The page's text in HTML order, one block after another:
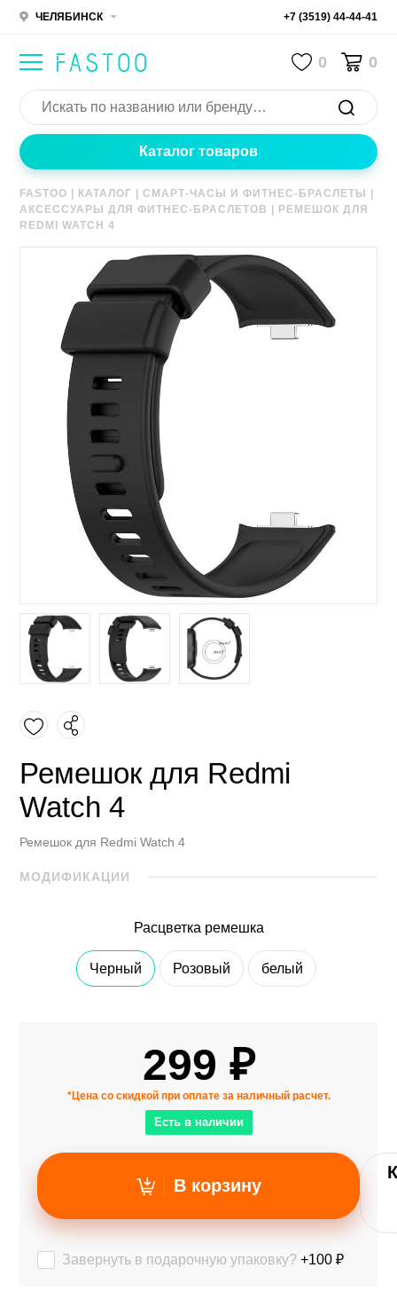
ЧЕЛЯБИНСК +7 (3519) 44-44-41
0 0
Каталог товаров
FASTOO КАТАЛОГ |СМАРТ-ЧАСЫ И ФИТНЕС-БРАСЛЕТЫ
АКСЕССУАРЫ ДЛЯ ФИТНЕС-БРАСЛЕТОВ
РЕМЕШОК ДЛЯ
REDMI WATCH 4
Ремешок для Redmi
Watch 4
Ремешок для Redmi Watch 4
МОДИФИКАЦИИ
Расцветка ремешка
Черный Розовый белый
299 ₽
*Цена со скидкой при оплате за наличный расчет.
Есть в наличии
В корзину
Завернуть в подарочную упаковку? +100 ₽